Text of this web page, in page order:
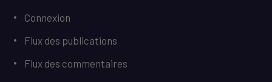
Connexion
Flux des publications
Flux des commentaires